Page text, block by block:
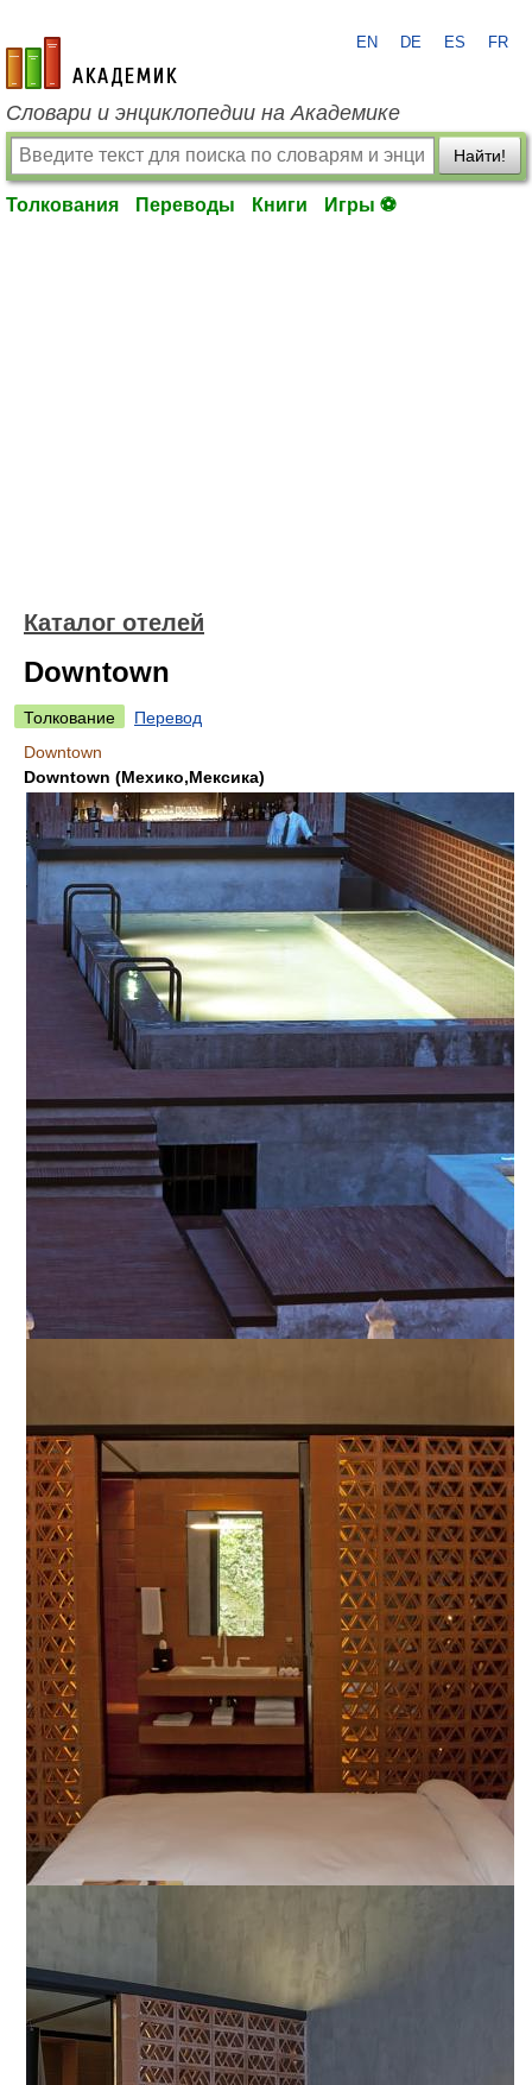
academic.ru
EN DE ES FR
Словари и энциклопедии на Академике
Найти!
Толкования Переводы Книги Игры ⚽
Каталог отелей
Downtown
Толкование
Перевод
Downtown
Downtown (Мехико,Мексика)